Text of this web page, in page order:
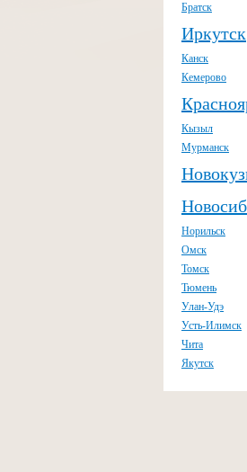
Братск
Иркутск
Канск
Кемерово
Кызыл
Мурманск
Норильск
Омск
Томск
Тюмень
Улан-Удэ
Усть-Илимск
Чита
Якутск